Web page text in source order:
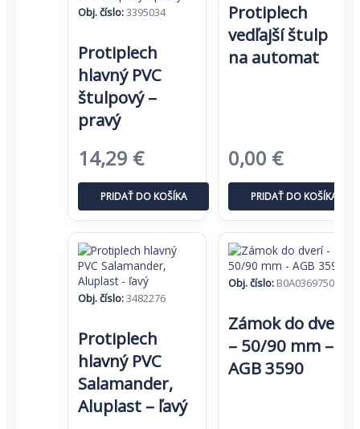
Obj. číslo:3395034
Protiplech
hlavný PVC
štulpový –
pravý
Pôvodná
cena
bola:
21,98 €.
14,29 €Aktuálna
cena
je:
14,29 €.
PRIDAŤ DO KOŠÍKA
Protiplech
vedľajší štulp
na automat
0,00 €
PRIDAŤ DO KOŠÍKA
Obj. číslo:3482276
Protiplech
hlavný PVC
Salamander,
Aluplast – ľavý
Obj. číslo: B0A036975005
Zámok do dverí
– 50/90 mm –
AGB 3590